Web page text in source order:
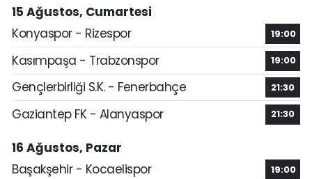
15 Ağustos, Cumartesi
Konyaspor - Rizespor
19:00
Kasımpaşa - Trabzonspor 19:00
Gençlerbirliği S.K. - Fenerbahçe 21:30
Gaziantep FK - Alanyaspor 21:30
16 Ağustos, Pazar
Başakşehir - Kocaelispor
19:00